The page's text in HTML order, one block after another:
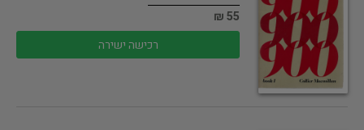
55 ₪
רכישה ישירה